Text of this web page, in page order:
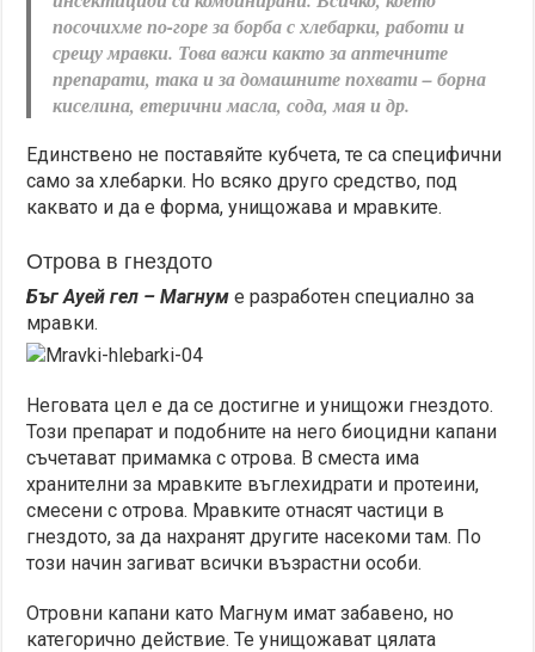
посочихме по-горе за борба с хлебарки, работи и
срещу мравки. Това важи както за аптечните
препарати, така и за домашните похвати – борна
киселина, етерични масла, сода, мая и др.
Единствено не поставяйте кубчета, те са специфични
само за хлебарки. Но всяко друго средство, под
каквато и да е форма, унищожава и мравките.
Отрова в гнездото
Бъг Ауей гел – Магнум е разработен специално за
мравки.
Неговата цел е да се достигне и унищожи гнездото.
Този препарат и подобните на него биоцидни капани
съчетават примамка с отрова. В сместа има
хранителни за мравките въглехидрати и протеини,
смесени с отрова. Мравките отнасят частици в
гнездото, за да нахранят другите насекоми там. По
този начин загиват всички възрастни особи.
Отровни капани като Магнум имат забавено, но
категорично действие. Те унищожават цялата